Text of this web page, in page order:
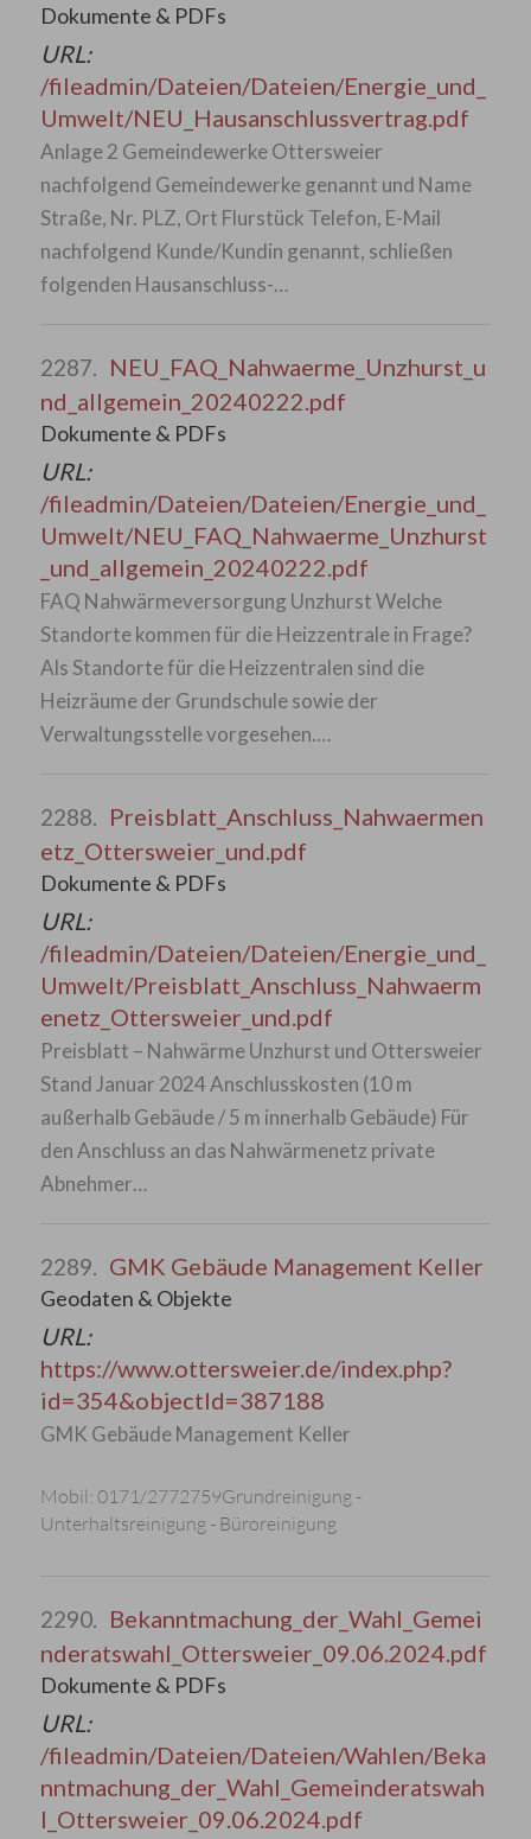
Dokumente & PDFs
URL:
/fileadmin/Dateien/Dateien/Energie_und_
Umwelt/NEU_Hausanschlussvertrag.pdf
Anlage 2 Gemeindewerke Ottersweier
nachfolgend Gemeindewerke genannt und Name
Straße, Nr. PLZ, Ort Flurstück Telefon, E-Mail
nachfolgend Kunde/Kundin genannt, schließen
folgenden Hausanschluss-…
2287. NEU_FAQ_Nahwaerme_Unzhurst_u
nd_allgemein_20240222.pdf
Dokumente & PDFs
URL:
/fileadmin/Dateien/Dateien/Energie_und_
Umwelt/NEU_FAQ_Nahwaerme_Unzhurst
_und_allgemein_20240222.pdf
FAQ Nahwärmeversorgung Unzhurst Welche
Standorte kommen für die Heizzentrale in Frage?
Als Standorte für die Heizzentralen sind die
Heizräume der Grundschule sowie der
Verwaltungsstelle vorgesehen.…
2288. Preisblatt_Anschluss_Nahwaermen
etz_Ottersweier_und.pdf
Dokumente & PDFs
URL:
/fileadmin/Dateien/Dateien/Energie_und_
Umwelt/Preisblatt_Anschluss_Nahwaerm
enetz_Ottersweier_und.pdf
Preisblatt – Nahwärme Unzhurst und Ottersweier
Stand Januar 2024 Anschlusskosten (10 m
außerhalb Gebäude / 5 m innerhalb Gebäude) Für
den Anschluss an das Nahwärmenetz private
Abnehmer…
2289. GMK Gebäude Management Keller
Geodaten & Objekte
URL:
https://www.ottersweier.de/index.php?
id=354&objectId=387188
GMK Gebäude Management Keller
Mobil: 0171/2772759Grundreinigung -
Unterhaltsreinigung - Büroreinigung
2290. Bekanntmachung_der_Wahl_Gemei
nderatswahl_Ottersweier_09.06.2024.pdf
Dokumente & PDFs
URL:
/fileadmin/Dateien/Dateien/Wahlen/Beka
nntmachung_der_Wahl_Gemeinderatswah
l_Ottersweier_09.06.2024.pdf